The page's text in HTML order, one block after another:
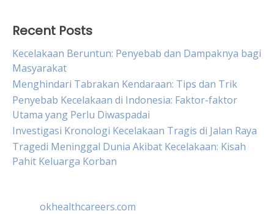
Recent Posts
Kecelakaan Beruntun: Penyebab dan Dampaknya bagi
Masyarakat
Menghindari Tabrakan Kendaraan: Tips dan Trik
Penyebab Kecelakaan di Indonesia: Faktor-faktor
Utama yang Perlu Diwaspadai
Investigasi Kronologi Kecelakaan Tragis di Jalan Raya
Tragedi Meninggal Dunia Akibat Kecelakaan: Kisah
Pahit Keluarga Korban
okhealthcareers.com